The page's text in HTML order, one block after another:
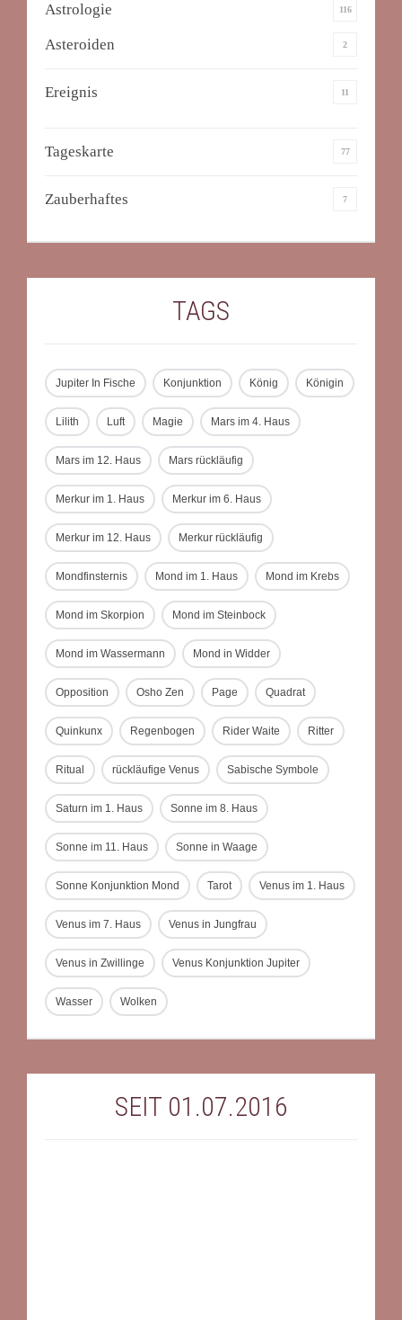
Astrologie 116
Asteroiden 2
Ereignis 11
Tageskarte 77
Zauberhaftes 7
TAGS
Jupiter In Fische Konjunktion König Königin
Lilith Luft Magie Mars im 4. Haus
Mars im 12. Haus Mars rückläufig
Merkur im 1. Haus Merkur im 6. Haus
Merkur im 12. Haus Merkur rückläufig
Mondfinsternis Mond im 1. Haus Mond im Krebs
Mond im Skorpion Mond im Steinbock
Mond im Wassermann Mond in Widder
Opposition Osho Zen Page Quadrat
Quinkunx Regenbogen Rider Waite Ritter
Ritual rückläufige Venus Sabische Symbole
Saturn im 1. Haus Sonne im 8. Haus
Sonne im 11. Haus Sonne in Waage
Sonne Konjunktion Mond Tarot Venus im 1. Haus
Venus im 7. Haus Venus in Jungfrau
Venus in Zwillinge Venus Konjunktion Jupiter
Wasser Wolken
SEIT 01.07.2016